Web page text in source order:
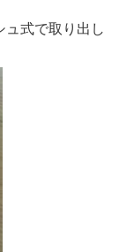
ュ式で取り出し